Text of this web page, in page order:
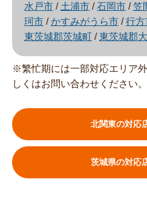
水戸市 / 土浦市 /石岡市 /笠
珂市 /かすみがうら市 /行方
東茨城郡茨城町 /東茨城郡
※繁忙期には一部対応エリア
しくはお問い合わせください。
北関東の対応
茨城県の対応